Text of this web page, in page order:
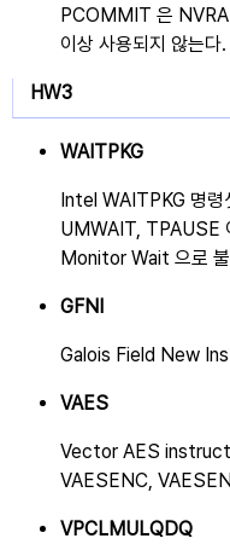
PCOMMIT 은
이상 사용되지 않는다.
HW3
WAITPKG
Intel WAITPKG 명
UMWAIT, TPAUSE
Monitor Wait 으로
GFNI
Galois Field New
VAES
Vector AES
VAESENC,
VPCLMULQDQ